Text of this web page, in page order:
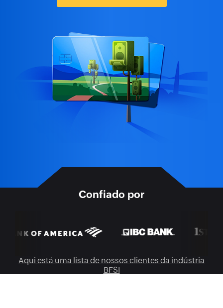
Confiado por
Aqui está uma lista de nossos clientes da indústria
BFSI